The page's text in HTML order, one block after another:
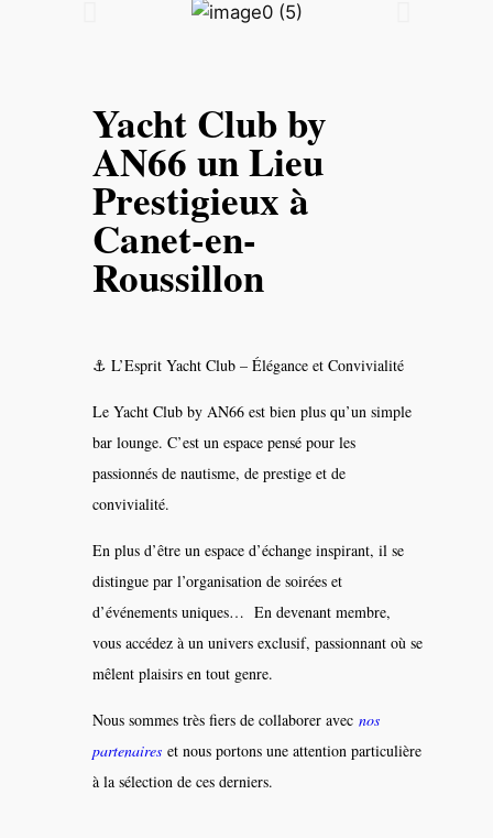
Yacht Club by
AN66 un Lieu
Prestigieux à
Canet-en-
Roussillon
⚓ L’Esprit Yacht Club – Élégance et Convivialité
Le Yacht Club by AN66 est bien plus qu’un simple
bar lounge. C’est un espace pensé pour les
passionnés de nautisme, de prestige et de
convivialité.
En plus d’être un espace d’échange inspirant, il se
distingue par l’organisation de soirées et
d’événements uniques… En devenant membre,
vous accédez à un univers exclusif, passionnant où se
mêlent plaisirs en tout genre.
Nous sommes très fiers de collaborer avec nos
partenaires et nous portons une attention particulière
à la sélection de ces derniers.